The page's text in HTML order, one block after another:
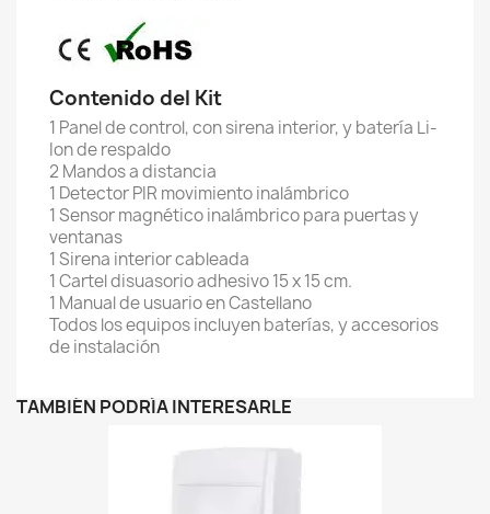
Contenido del Kit
1 Panel de control, con sirena interior, y batería Li-
Ion de respaldo
2 Mandos a distancia
1 Detector PIR movimiento inalámbrico
1 Sensor magnético inalámbrico para puertas y
ventanas
1 Sirena interior cableada
1 Cartel disuasorio adhesivo 15 x 15 cm.
1 Manual de usuario en Castellano
Todos los equipos incluyen baterías, y accesorios
de instalación
TAMBIÉN PODRÍA INTERESARLE